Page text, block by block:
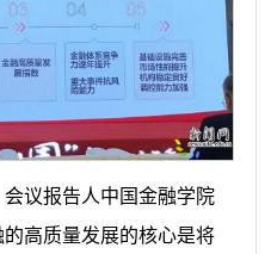
议报告人中国金融学院
高质量发展的核心是将